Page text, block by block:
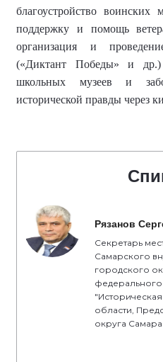
благоустройство воинских
поддержку и помощь
организация и
(«Диктант Победы» и др.)
школьных музеев
и
исторической правды через
Рязанов
Секретарь
Самарского
городского
области,
округа Самара